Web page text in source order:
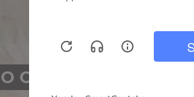
О ТОВАРЕ